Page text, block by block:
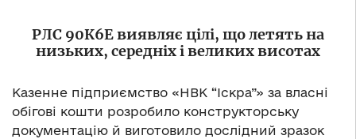
РЛС 90К6Е виявляє цілі, що летять на
низьких, середніх і великих висотах
Казенне підприємство «НВК “Іскра”» за власні
обігові кошти розробило конструкторську
документацію й виготовило дослідний зразок